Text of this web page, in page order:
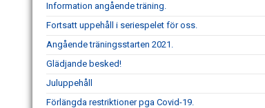
Information angående träning.
Fortsatt uppehåll i seriespelet för oss.
Angående träningsstarten 2021.
Glädjande besked!
Juluppehåll
Förlängda restriktioner pga Covid-19.